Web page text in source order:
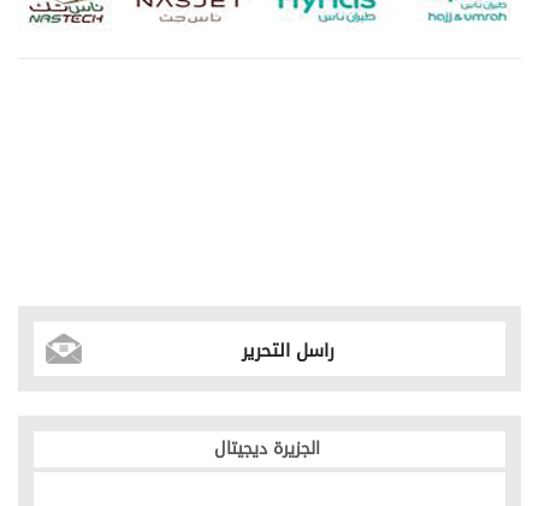
راسل التحرير
الجزيرة ديجيتال